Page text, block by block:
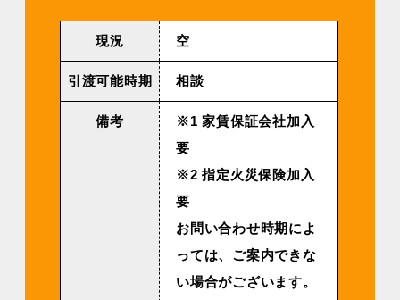
現況 空
引渡可能時期 相談
備考
※1 家賃保証会社加入
要
※2 指定火災保険加入
要
お問い合わせ時期によ
っては、ご案内できな
い場合がございます。